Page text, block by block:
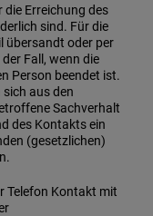
die Erreichung des
sind. Für die
übersandt oder per
Fall, wenn die
Person beendet ist.
aus den
Sachverhalt
des Kontakts ein
(gesetzlichen)
Telefon Kontakt mit